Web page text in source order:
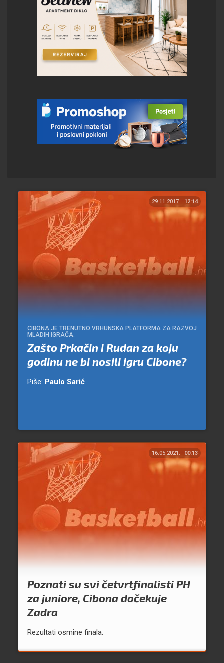
29.11.2017. 12:14
CIBONA JE TRENUTNO VRHUNSKA PLATFORMA ZA RAZVOJ
MLADIH IGRAČA.
Zašto Prkačin i Rudan za koju
godinu ne bi nosili igru Cibone?
Piše: Paulo Sarić
16.05.2021. 00:13
Poznati su svi četvrtfinalisti PH
za juniore, Cibona dočekuje
Zadra
Rezultati osmine finala.